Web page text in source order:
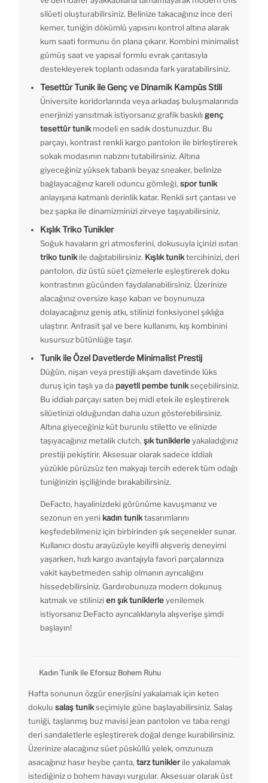
silüeti oluşturabilirsiniz. Belinize takacağınız ince deri
kemer, tuniğin dökümlü yapısını kontrol altına alarak
kum saati formunu ön plana çıkarır. Kombini minimalist
gümüş saat ve yapısal formlu evrak çantasıyla
destekleyerek toplantı odasında fark yaratabilirsiniz.
Tesettür Tunik ile Genç ve Dinamik Kampüs Stili
Üniversite koridorlarında veya arkadaş buluşmalarında
enerjinizi yansıtmak istiyorsanız grafik baskılı genç
tesettür tunik modeli en sadık dostunuzdur. Bu
parçayı, kontrast renkli kargo pantolon ile birleştirerek
sokak modasının nabzını tutabilirsiniz. Altına
giyeceğiniz yüksek tabanlı beyaz sneaker, belinize
bağlayacağınız kareli oduncu gömleği, spor tunik
anlayışına katmanlı derinlik katar. Renkli sırt çantası ve
bez şapka ile dinamizminizi zirveye taşıyabilirsiniz.
Kışlık Triko Tunikler
Soğuk havaların gri atmosferini, dokusuyla içinizi ısıtan
triko tunik ile dağıtabilirsiniz. Kışlık tuniktercihinizi, deri
pantolon, diz üstü süet çizmelerle eşleştirerek doku
kontrastının gücünden faydalanabilirsiniz. Üzerinize
alacağınız oversize kaşe kaban ve boynunuza
dolayacağınız geniş atkı, stilinizi fonksiyonel şıklığa
ulaştırır. Antrasit şal ve bere kullanımı, kış kombinini
kusursuz bütünlüğe taşır.
Tunik ile Özel Davetlerde Minimalist Prestij
Düğün, nişan veya prestijli akşam davetinde lüks
duruş için taşlı ya da payetli pembe tunikseçebilirsiniz.
Bu iddialı parçayı saten bej midi etek ile eşleştirerek
silüetinizi olduğundan daha uzun gösterebilirsiniz.
Altına giyeceğiniz küt burunlu stiletto ve elinizde
taşıyacağınız metalik clutch, şık tuniklerleyakaladığınız
prestiji pekiştirir. Aksesuar olarak sadece iddialı
yüzükle pürüzsüz ten makyajı tercih ederek tüm odağı
tuniğinizin işçiliğinde bırakabilirsiniz.
DeFacto, hayalinizdeki görünüme kavuşmanız ve
sezonun en yeni kadın tuniktasarımlarını
keşfedebilmeniz için birbirinden şık seçenekler sunar.
Kullanıcı dostu arayüzüyle keyifli alışveriş deneyimi
yaşarken, hızlı kargo avantajıyla favori parçalarınıza
vakit kaybetmeden sahip olmanın ayrıcalığını
hissedebilirsiniz. Gardırobunuza modern dokunuş
katmak ve stilinizi en şık tuniklerleyenilemek
istiyorsanız DeFacto ayrıcalıklarıyla alışverişe şimdi
başlayın!
Kadın Tunik ile Eforsuz Bohem Ruhu
Hafta sonunun özgür enerjisini yakalamak için keten
dokulu salaş tunikseçimiyle güne başlayabilirsiniz. Salaş
tuniği, taşlanmış buz mavisi jean pantolon ve taba rengi
deri sandaletlerle eşleştirerek doğal denge kurabilirsiniz.
Üzerinize alacağınız süet püsküllü yelek, omzunuza
asacağınız hasır heybe çanta, tarz tuniklerile yakalamak
istediğiniz o bohem havayı vurgular. Aksesuar olarak üst